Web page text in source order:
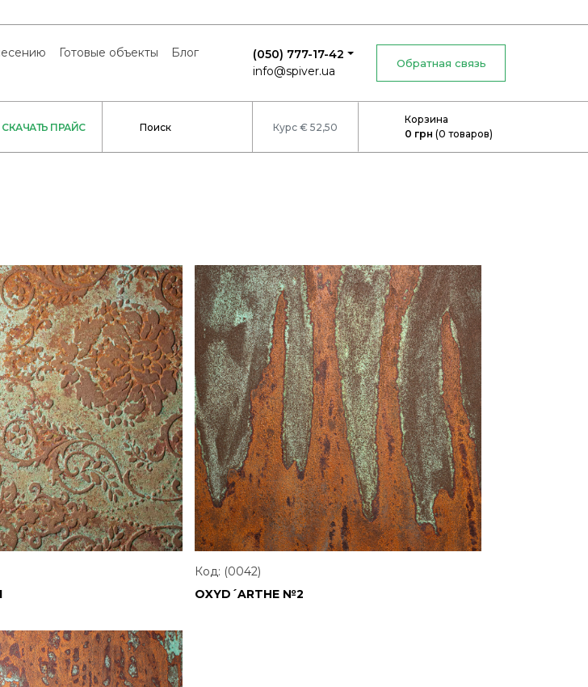
Готовые объекты
Блог
(050) 777-17-42
info@spiver.ua
Обратная связь
СКАЧАТЬ ПРАЙС Курс € 52,50
Корзина
0 грн (0 товаров)
Код: (0042)
OXYD´ARTHE №2